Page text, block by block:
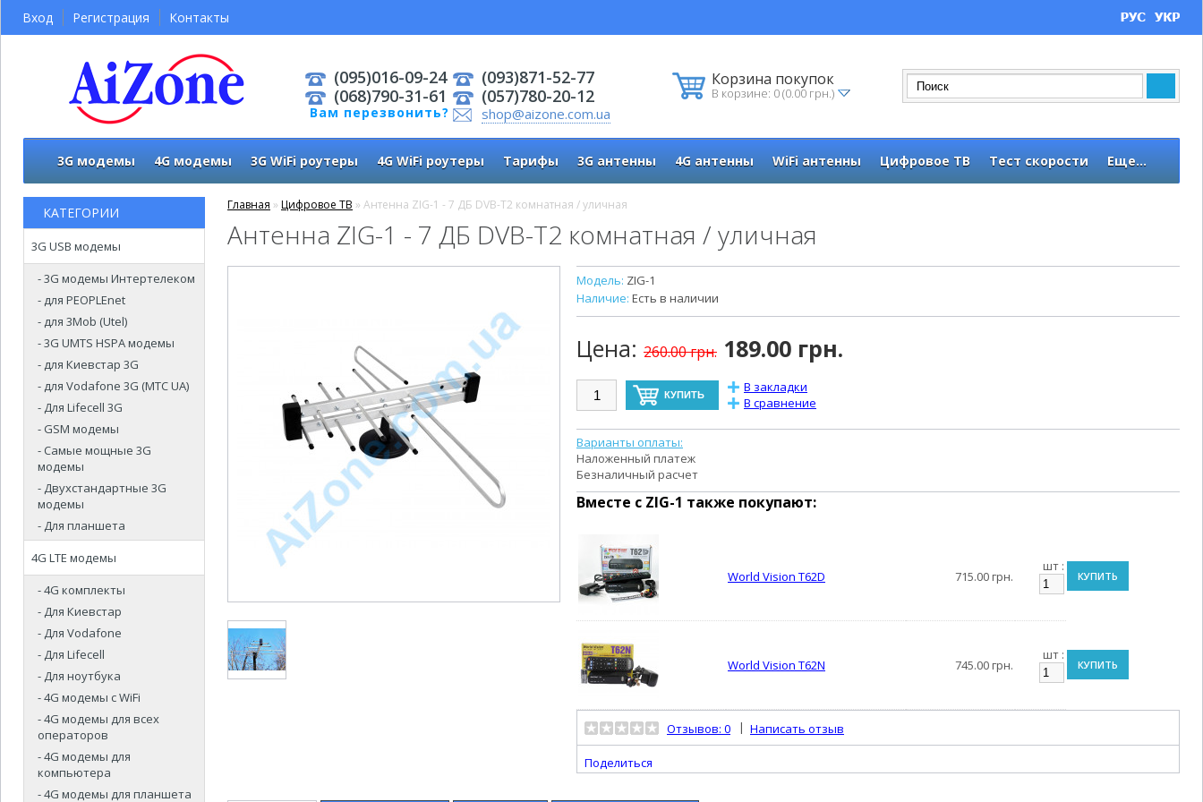
Корзина покупок
В корзине: 0 (0.00 грн.)
(095)016-09-24
(068)790-31-61
Вам перезвонить?
(093)871-52-77
(057)780-20-12
shop@aizone.com.ua
Вход Регистрация Контакты
3G модемы 4G модемы 3G WiFi роутеры 4G WiFi роутеры Тарифы 3G антенны 4G антенны WiFi антенны Цифровое ТВ Тест скорости Еще...
КАТЕГОРИИ
3G USB модемы
- 3G модемы Интертелеком
- для PEOPLEnet
- для 3Mob (Utel)
- 3G UMTS HSPA модемы
- для Киевстар 3G
- для Vodafone 3G (МТС UA)
- Для Lifecell 3G
- GSM модемы
- Самые мощные 3G
модемы
- Двухстандартные 3G
модемы
- Для планшета
4G LTE модемы
- 4G комплекты
- Для Киевстар
- Для Vodafone
- Для Lifecell
- Для ноутбука
- 4G модемы с WiFi
- 4G модемы для всех
операторов
- 4G модемы для
компьютера
- 4G модемы для планшета
Главная » Цифровое ТВ » Антенна ZIG-1 - 7 ДБ DVB-T2 комнатная / уличная
Антенна ZIG-1 - 7 ДБ DVB-T2 комнатная / уличная
Модель: ZIG-1
Наличие: Есть в наличии
Цена: 260.00 грн. 189.00 грн.
В закладки
В сравнение
Варианты оплаты:
Наложенный платеж
Безналичный расчет
Вместе с ZIG-1 также покупают:
World Vision T62D 715.00 грн.
шт :
КУПИТЬ
World Vision T62N 745.00 грн.
шт :
КУПИТЬ
Отзывов: 0 | Написать отзыв
Поделиться